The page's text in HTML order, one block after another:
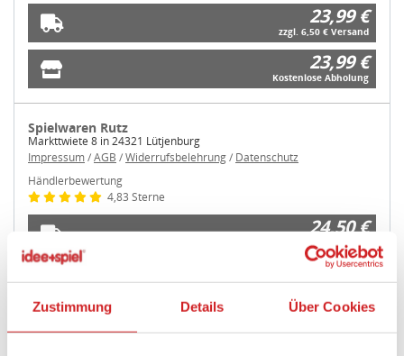
Zustimmung Details Über Cookies
23,99 €
zzgl. 6,50 € Versand
23,99 €
Kostenlose Abholung
Spielwaren Rutz
Markttwiete 8 in 24321 Lütjenburg
Impressum/AGB /Widerrufsbelehrung/ Datenschutz
Händlerbewertung
4,83 Sterne
24,50 €
zzgl. 8,50 € Versand
24,50 €